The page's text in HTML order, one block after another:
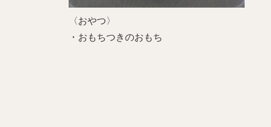
〈おやつ〉
・おもちつきのおもち